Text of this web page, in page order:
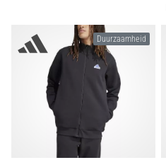
Duurzaamheid